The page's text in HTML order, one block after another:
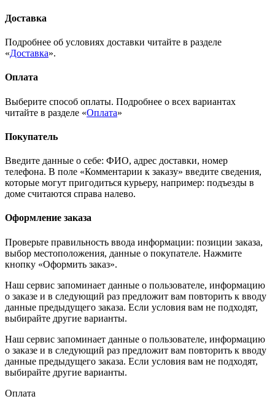
Доставка
Подробнее об условиях доставки читайте в разделе
«Доставка».
Оплата
Выберите способ оплаты. Подробнее о всех вариантах
читайте в разделе «Оплата»
Покупатель
Введите данные о себе: ФИО, адрес доставки, номер
телефона. В поле «Комментарии к заказу» введите сведения,
которые могут пригодиться курьеру, например: подъезды в
доме считаются справа налево.
Оформление заказа
Проверьте правильность ввода информации: позиции заказа,
выбор местоположения, данные о покупателе. Нажмите
кнопку «Оформить заказ».
Наш сервис запоминает данные о пользователе, информацию
о заказе и в следующий раз предложит вам повторить к вводу
данные предыдущего заказа. Если условия вам не подходят,
выбирайте другие варианты.
Наш сервис запоминает данные о пользователе, информацию
о заказе и в следующий раз предложит вам повторить к вводу
данные предыдущего заказа. Если условия вам не подходят,
выбирайте другие варианты.
Оплата